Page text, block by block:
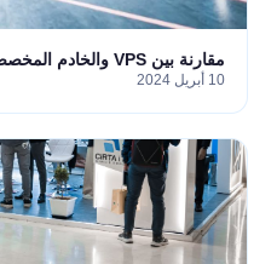
مقارنة بين VPS والخادم المخصص والاستضافة المشتركة
10 أبريل 2024